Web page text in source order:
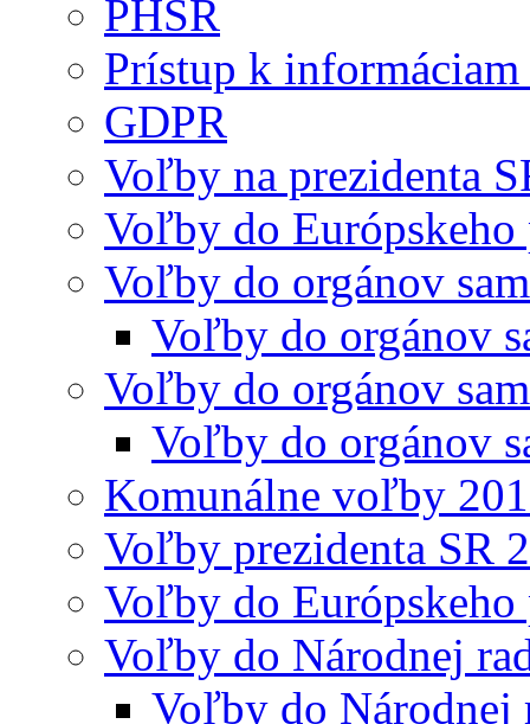
PHSR
Prístup k
GDPR
Voľby na prezidenta
Voľby do Európskeho
Voľby do orgánov
Voľby do orgánov
Voľby do orgánov
Voľby do orgánov
Komunálne voľby
Voľby prezidenta SR
Voľby do Európskeho
Voľby do Národnej
Voľby do Národnej